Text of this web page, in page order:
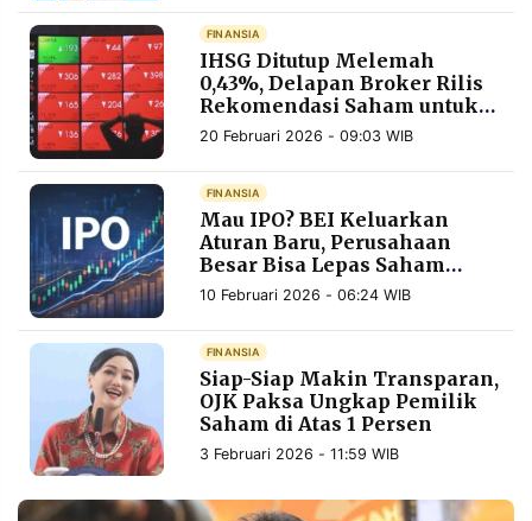
PRAMUDITA
©
Resolusi.co
-
PT.
RESOLUSI
MEDIA
PRAMUDITA
FINANSIA
IHSG Ditutup Melemah
0,43%, Delapan Broker Rilis
Rekomendasi Saham untuk
Jumat 20 Februari 2026
20 Februari 2026 - 09:03 WIB
FINANSIA
Mau IPO? BEI Keluarkan
Aturan Baru, Perusahaan
Besar Bisa Lepas Saham
Lebih Sedikit
10 Februari 2026 - 06:24 WIB
FINANSIA
Siap-Siap Makin Transparan,
OJK Paksa Ungkap Pemilik
Saham di Atas 1 Persen
3 Februari 2026 - 11:59 WIB